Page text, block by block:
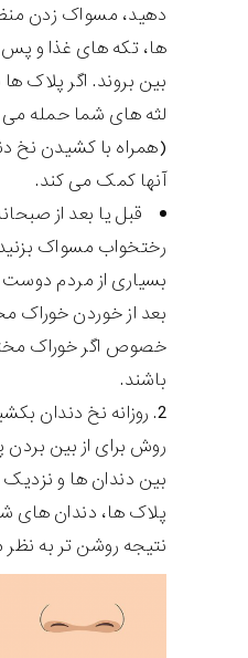
دهید، مسواک زدن
ها، تکه های غذا و پس
بین بروند. اگر پلاک
لثه های شما حمله
(همراه با کشیدن نخ
آنها کمک می کند.
قبل یا بعد از
رختخواب مسواک
بسیاری از مردم دوست
بعد از خوردن خوراک
خصوص اگر خوراک
باشند.
روزانه نخ دندان
روش برای از بین
بین دندان ها و
پلاک ها، دندان های
نتیجه روشن تر به